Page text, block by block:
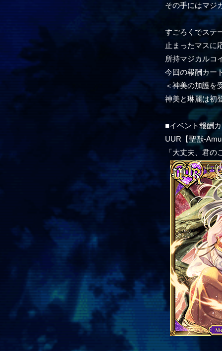
その手にはマジ
すごろくでステ
止まったマスに
所持マジカルコ
今回の報酬カー
＜神美の加護を
神美と琳麗は初
■イベント報酬
UUR【聖獣-
「大丈夫、君